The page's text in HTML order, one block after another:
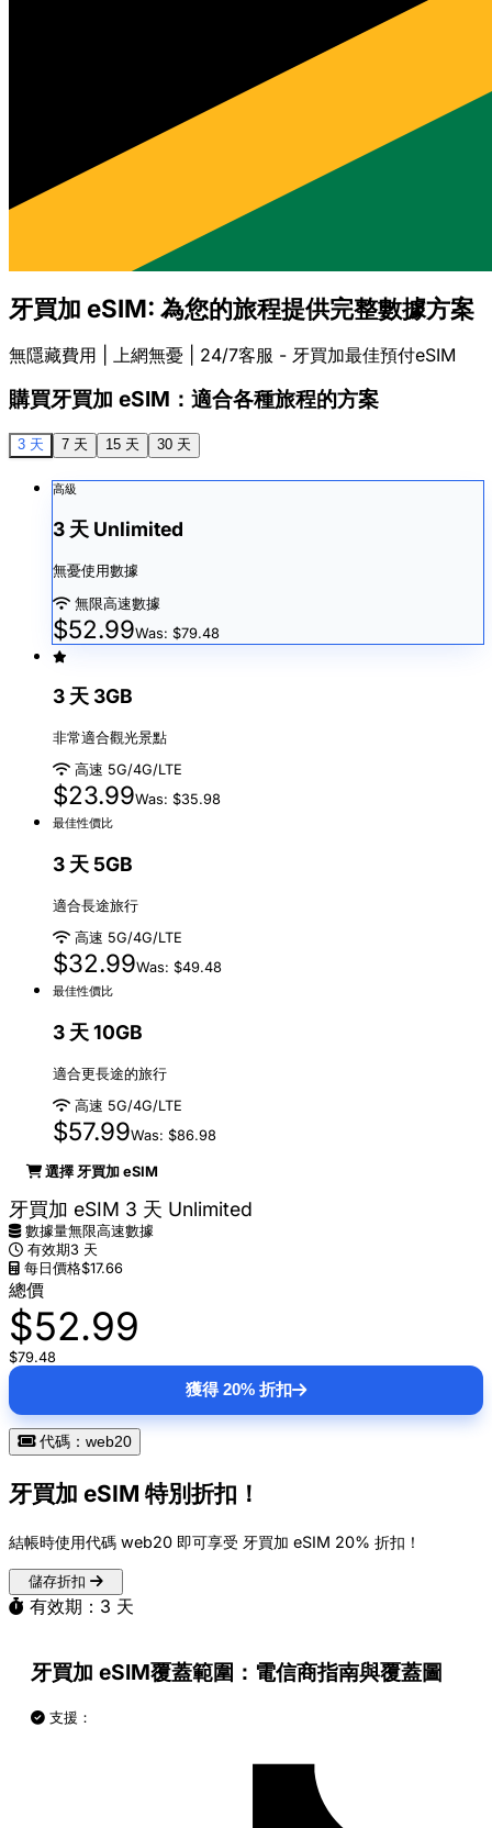
牙買加 eSIM: 為您的旅程提供完整數據方案
無隱藏費用 | 上網無憂 | 24/7客服 - 牙買加最佳預付eSIM
購買牙買加 eSIM：適合各種旅程的方案
3 天 7 天 15 天 30 天
高級
3 天 Unlimited
無憂使用數據
無限高速數據
$52.99Was: $79.48
3 天 3GB
非常適合觀光景點
高速 5G/4G/LTE
$23.99Was: $35.98
最佳性價比
3 天 5GB
適合長途旅行
高速 5G/4G/LTE
$32.99Was: $49.48
最佳性價比
3 天 10GB
適合更長途的旅行
高速 5G/4G/LTE
$57.99Was: $86.98
選擇 牙買加 eSIM
牙買加 eSIM 3 天 Unlimited
數據量無限高速數據
有效期3 天
每日價格$17.66
總價
$52.99
$79.48
獲得 20% 折扣
代碼：web20
牙買加 eSIM 特別折扣！
結帳時使用代碼 web20 即可享受 牙買加 eSIM 20% 折扣 ！
儲存折扣
有效期：3 天
牙買加 eSIM覆蓋範圍：電信商指南與覆蓋圖
支援：